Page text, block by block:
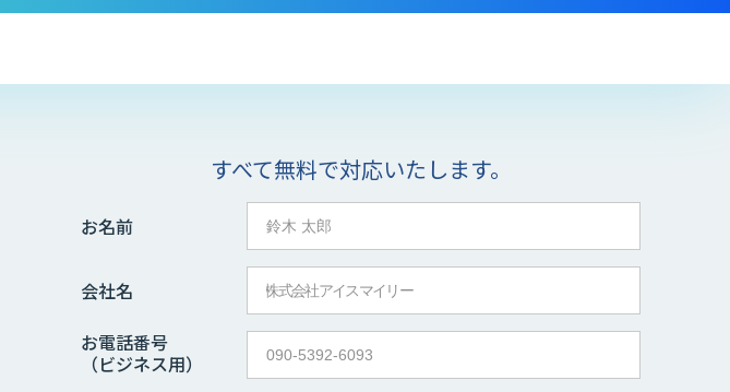
すべて無料で対応いたします。
お名前
会社名
お電話番号
（ビジネス用）